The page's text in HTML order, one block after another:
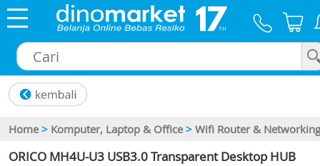
Home > Komputer, Laptop & Office > Wifi Router & Networking
ORICO MH4U-U3 USB3.0 Transparent Desktop HUB